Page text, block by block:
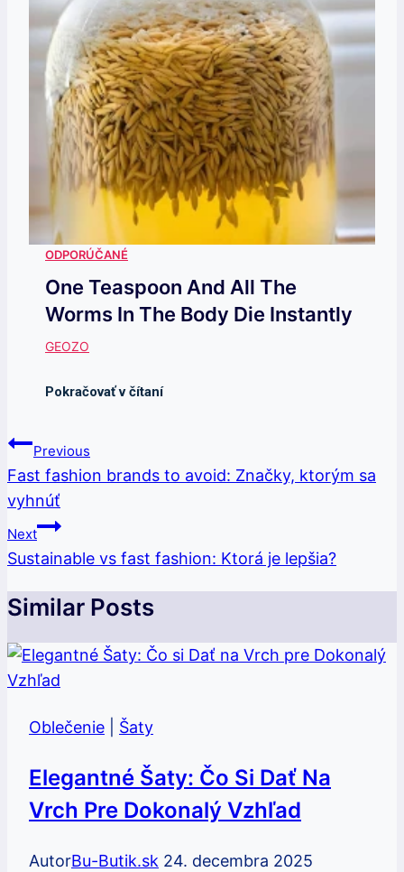
One Teaspoon And All The
Worms In The Body Die Instantly
Navigácia
V
Článku
Previous
Fast fashion brands to avoid: Značky, ktorým sa
vyhnúť
Next
Sustainable vs fast fashion: Ktorá je lepšia?
Similar Posts
Oblečenie Šaty
Elegantné Šaty: Čo Si Dať Na
Vrch Pre Dokonalý Vzhľad
AutorBu-Butik.sk 24. decembra 2025